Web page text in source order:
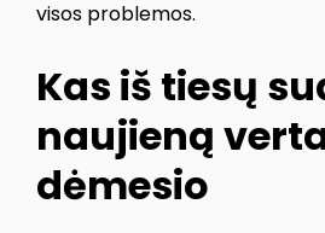
visos problemos.
Kas iš tiesų
naujieną
dėmesio